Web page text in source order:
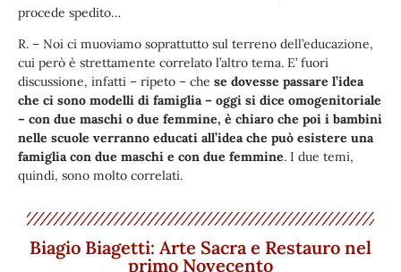
procede spedito…
R. – Noi ci muoviamo soprattutto sul terreno dell’educazione,
cui però è strettamente correlato l’altro tema. E’ fuori
discussione, infatti – ripeto – che se dovesse passare l’idea
che ci sono modelli di famiglia – oggi si dice omogenitoriale
– con due maschi o due femmine, è chiaro che poi i bambini
nelle scuole verranno educati all’idea che può esistere una
famiglia con due maschi e con due femmine. I due temi,
quindi, sono molto correlati.
Biagio Biagetti: Arte Sacra e Restauro nel
primo Novecento